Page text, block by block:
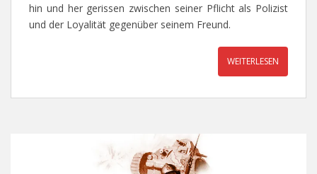
hin und her gerissen zwischen seiner Pflicht als Polizist
und der Loyalität gegenüber seinem Freund.
WEITERLESEN